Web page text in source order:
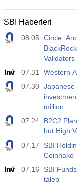
SBI Haberleri
08.05
Circle:
Validators
07.31
Western
07.30 Japanese
million
07.24
B2C2
but High
07.17
SBI
Coinhako
07.16
SBI
talep